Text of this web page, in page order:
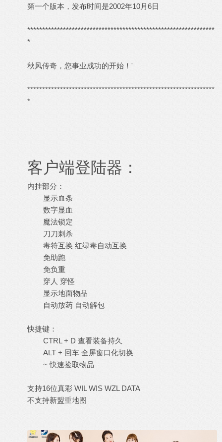
第一个版本，发布时间是2002年10月6日
***************************************************************
*
秋风传奇，您事业成功的开始！'
***************************************************************
*
客户端登陆器：
内挂部分：
显示血条
数字显血
魔法锁定
刀刀刺杀
毒符互换 红绿毒自动互换
免助跑
免负重
穿人 穿怪
显示地面物品
自动放药 自动解包
快捷键：
CTRL + D 查看装备持久
ALT + 回车 全屏窗口化切换
~ 快速捡取物品
支持16位真彩 WIL WIS WZL DATA
不支持新盟重地图